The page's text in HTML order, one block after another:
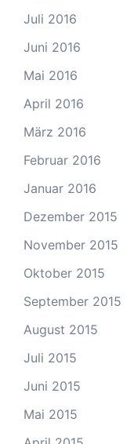
Juli 2016
Juni 2016
Mai 2016
April 2016
März 2016
Februar 2016
Januar 2016
Dezember 2015
November 2015
Oktober 2015
September 2015
August 2015
Juli 2015
Juni 2015
Mai 2015